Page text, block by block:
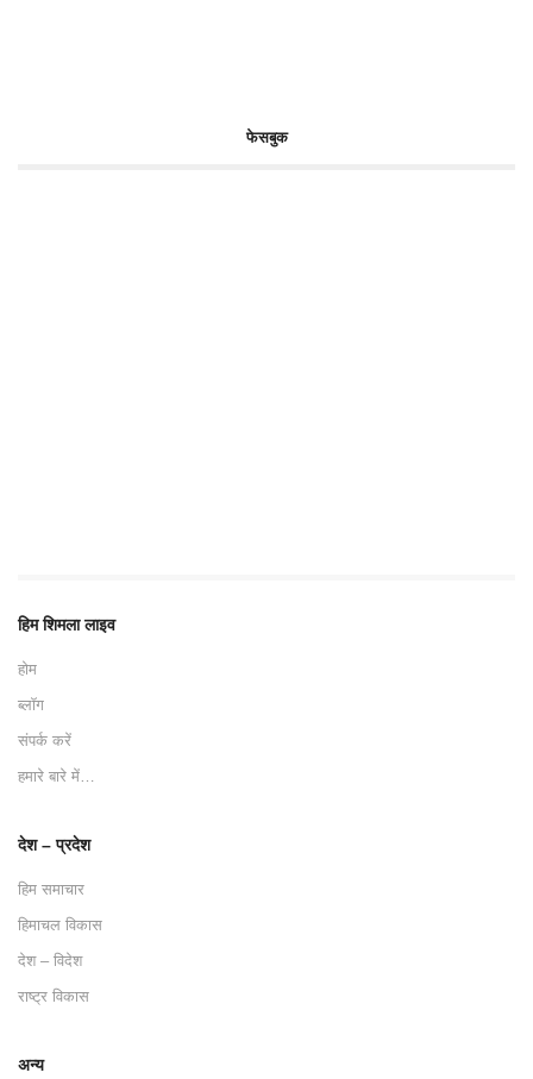
फेसबुक
हिम शिमला लाइव
होम
ब्लॉग
संपर्क करें
हमारे बारे में…
देश – प्रदेश
हिम समाचार
हिमाचल विकास
देश – विदेश
राष्ट्र विकास
अन्य